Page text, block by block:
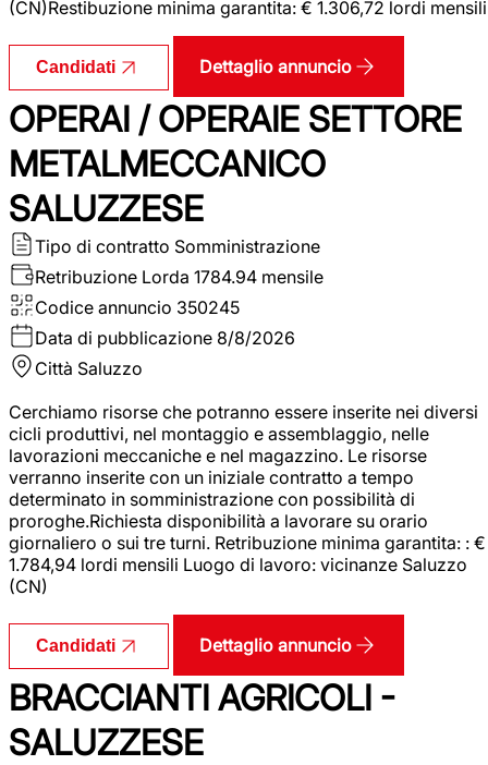
(CN)Restibuzione minima garantita: € 1.306,72 lordi mensili
Candidati Dettaglio annuncio
OPERAI / OPERAIE SETTORE
METALMECCANICO
SALUZZESE
Tipo di contratto Somministrazione
Retribuzione Lorda 1784.94 mensile
Codice annuncio 350245
Data di pubblicazione 8/8/2026
Città Saluzzo
Cerchiamo risorse che potranno essere inserite nei diversi
cicli produttivi, nel montaggio e assemblaggio, nelle
lavorazioni meccaniche e nel magazzino. Le risorse
verranno inserite con un iniziale contratto a tempo
determinato in somministrazione con possibilità di
proroghe.Richiesta disponibilità a lavorare su orario
giornaliero o sui tre turni. Retribuzione minima garantita: : €
1.784,94 lordi mensili Luogo di lavoro: vicinanze Saluzzo
(CN)
Candidati Dettaglio annuncio
BRACCIANTI AGRICOLI -
SALUZZESE